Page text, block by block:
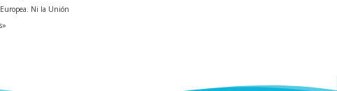
Ni la Unión